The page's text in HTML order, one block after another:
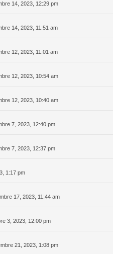
14, 2023, 12:29 pm
14, 2023, 11:51 am
12, 2023, 11:01 am
12, 2023, 10:54 am
12, 2023, 10:40 am
7, 2023, 12:40 pm
7, 2023, 12:37 pm
1:17 pm
17, 2023, 11:44 am
3, 2023, 12:00 pm
21, 2023, 1:08 pm